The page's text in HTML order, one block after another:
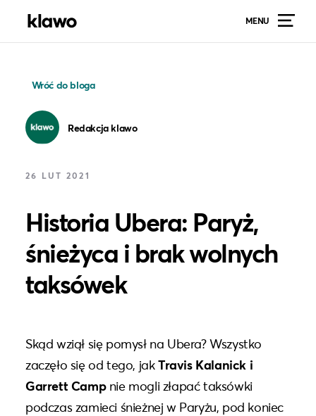
MENU
Wróć do bloga
Redakcja klawo
26 LUT 2021
Historia Ubera: Paryż,
śnieżyca i brak wolnych
taksówek
Skąd wziął się pomysł na Ubera? Wszystko
zaczęło się od tego, jakTravis Kalanick i
Garrett Campnie mogli złapać taksówki
podczas zamieci śnieżnej w Paryżu, pod koniec